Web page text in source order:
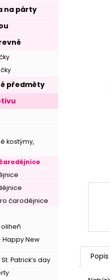
na párty
předměty
kostýmy,
čarodějnice
New
Patrick’s day
Popis